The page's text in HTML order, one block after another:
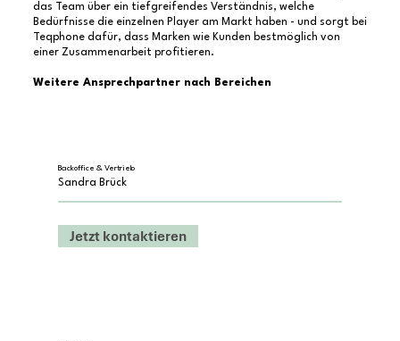
das Team über ein tiefgreifendes Verständnis, welche
Bedürfnisse die einzelnen Player am Markt haben - und sorgt bei
Teqphone dafür, dass Marken wie Kunden bestmöglich von
einer Zusammenarbeit profitieren.
Weitere Ansprechpartner nach Bereichen
Backoffice & Vertrieb
Sandra Brück
Jetzt kontaktieren